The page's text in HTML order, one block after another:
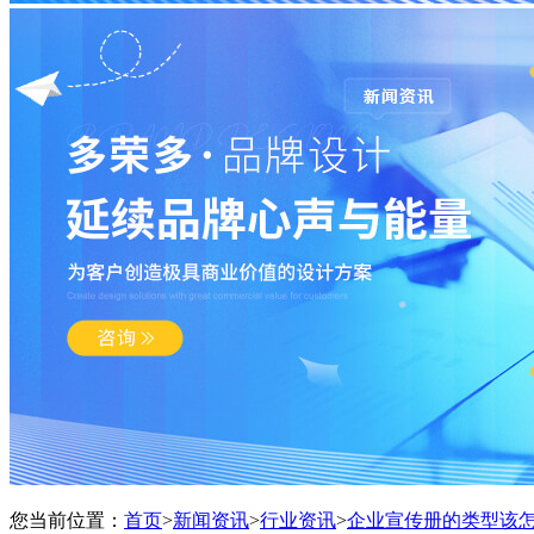
您当前位置： 首页>新闻资讯>行业资讯>企业宣传册的类型该